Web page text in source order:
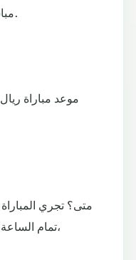
مباشرة اينما كنتم ومن أي جهاز أردتم.
موعد مباراة
تمام الساعة 21:45 مساء بتوقيت مكّة المكرّمة،